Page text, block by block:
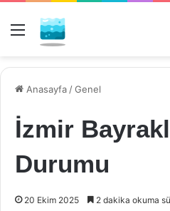
Menü
Anasayfa /Genel
İzmir
Durumu
20 Ekim 2025 2 dakika okuma